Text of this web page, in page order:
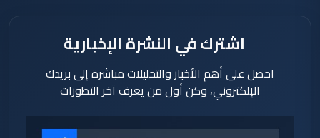
اشترك في النشرة الإخبارية
احصل على أهم الأخبار والتحليلات مباشرة إلى بريدك
الإلكتروني، وكن أول من يعرف آخر التطورات